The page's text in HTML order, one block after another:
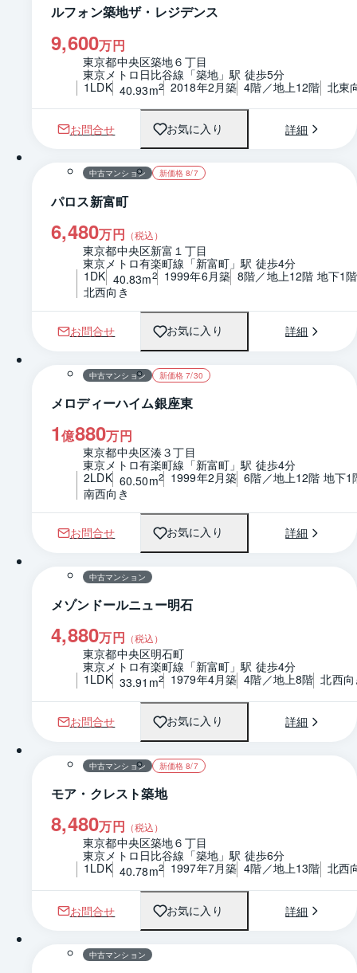
ルフォン築地ザ・レジデンス
9,600万円
東京都中央区築地６丁目
東京メトロ日比谷線「築地」駅 徒歩5分
1LDK 40.93m2 2018年2月築 4階／地上12階 北東
お問合せ お気に入り 詳細
1 / 0 間取り
中古マンション 新価格 8/7
パロス新富町
6,480万円 （税込）
東京都中央区新富１丁目
東京メトロ有楽町線「新富町」駅 徒歩4分
1DK 40.83m2 1999年6月築 8階／地上12階 地下1階
北西向き
お問合せ お気に入り 詳細
1 / 0 間取り
中古マンション 新価格 7/30
メロディーハイム銀座東
1億880万円
東京都中央区湊３丁目
東京メトロ有楽町線「新富町」駅 徒歩4分
2LDK 60.50m2 1999年2月築 6階／地上12階 地下1
南西向き
お問合せ お気に入り 詳細
1 / 0 間取り
中古マンション
メゾンドールニュー明石
4,880万円 （税込）
東京都中央区明石町
東京メトロ有楽町線「新富町」駅 徒歩4分
1LDK 33.91m2 1979年4月築 4階／地上8階 北西
お問合せ お気に入り 詳細
1 / 0 間取り
中古マンション 新価格 8/7
モア・クレスト築地
8,480万円 （税込）
東京都中央区築地６丁目
東京メトロ日比谷線「築地」駅 徒歩6分
1LDK 40.78m2 1997年7月築 4階／地上13階 北西
お問合せ お気に入り 詳細
1 / 0 間取り
中古マンション